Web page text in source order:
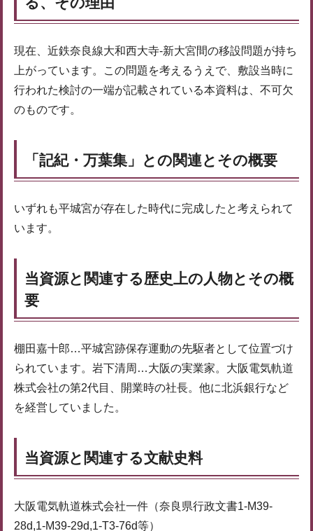
現在、近鉄奈良線大和西大寺-新大宮間の移設問題が持ち
上がっています。この問題を考えるうえで、敷設当時に
行われた検討の一端が記載されている本資料は、不可欠
のものです。
「記紀・万葉集」との関連とその概要
いずれも平城宮が存在した時代に完成したと考えられて
います。
当資源と関連する歴史上の人物とその概
要
棚田嘉十郎…平城宮跡保存運動の先駆者として位置づけ
られています。岩下清周…大阪の実業家。大阪電気軌道
株式会社の第2代目、開業時の社長。他に北浜銀行など
を経営していました。
当資源と関連する文献史料
大阪電気軌道株式会社一件（奈良県行政文書1-M39-
28d,1-M39-29d,1-T3-76d等）